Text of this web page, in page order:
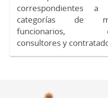
correspondientes
categorías de
funcionarios,
consultores y